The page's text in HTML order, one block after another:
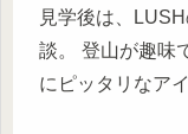
見学後は、
談。 登山が趣味
にピッタリなア